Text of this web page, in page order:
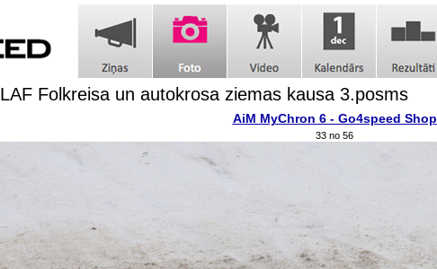
LAF Folkreisa un autokrosa ziemas kausa 3.posms
AiM MyChron 6 - Go4speed Shop
33 no 56